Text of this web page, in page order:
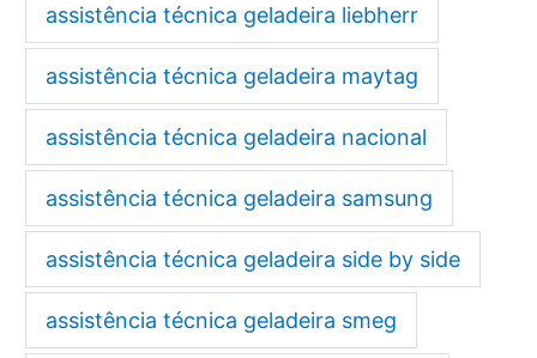
assistência técnica geladeira liebherr
assistência técnica geladeira maytag
assistência técnica geladeira nacional
assistência técnica geladeira samsung
assistência técnica geladeira side by side
assistência técnica geladeira smeg